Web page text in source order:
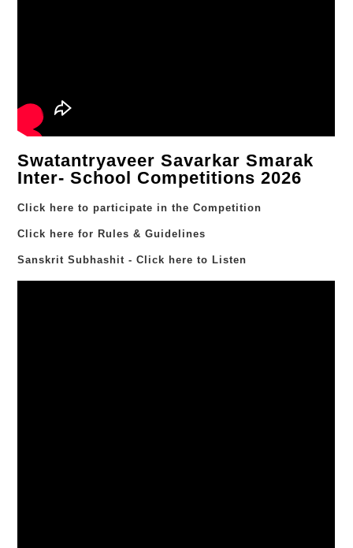
Swatantryaveer Savarkar Smarak
Inter- School Competitions 2026
Click here to participate in the Competition
Click here for Rules & Guidelines
Sanskrit Subhashit - Click here to Listen